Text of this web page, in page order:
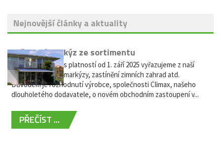
Nejnovější články a aktuality
Vyřazení markýz ze sortimentu
Vážení zákazníci, s platností od 1. září 2025 vyřazujeme z naší
nabídky výsuvné markýzy, zastínění zimních zahrad atd.
Důvodem je rozhodnutí výrobce, společnosti Climax, našeho
dlouholetého dodavatele, o novém obchodním zastoupení v...
PŘEČÍST ...